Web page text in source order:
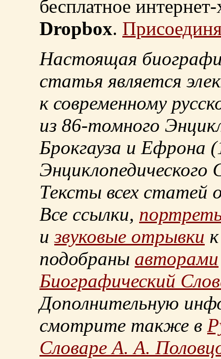
бесплатное
Dropbox.
Настоящая
статья является
к современному
из 86-томного
Брокгауза и Ефрона
Энциклопедического
Тексты всех статей
Все ссылки,
извуковые отрывки
подобраны авторами
Биографический
Дополнительную
смотрите также в
Словаре А. А.